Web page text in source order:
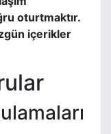
oturtmaktır.
içerikler